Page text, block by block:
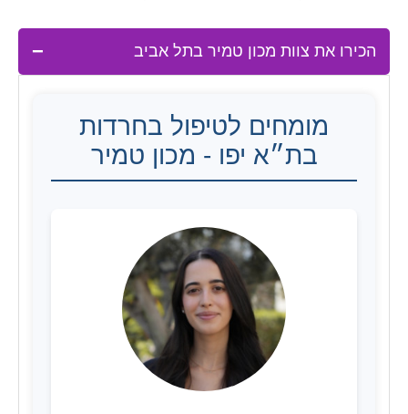
הכירו את צוות מכון טמיר בתל אביב
מומחים לטיפול בחרדות
בת״א יפו - מכון טמיר